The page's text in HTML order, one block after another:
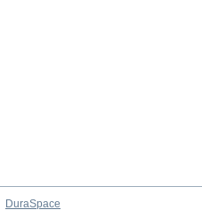
DuraSpace